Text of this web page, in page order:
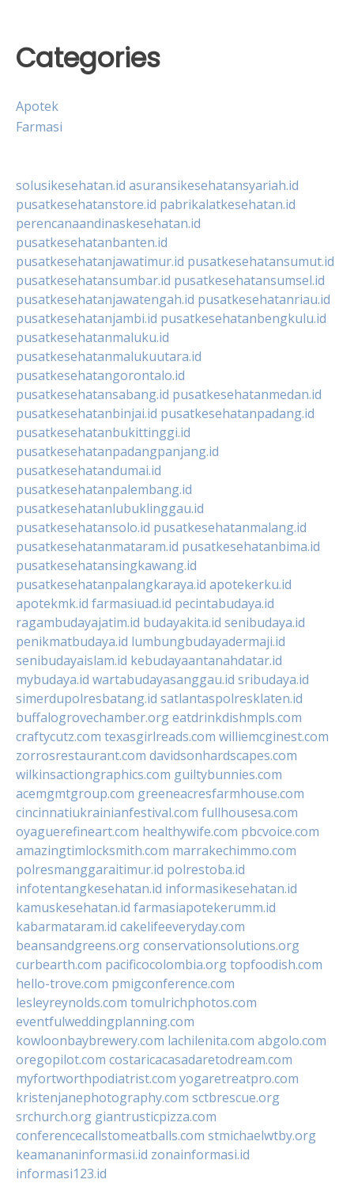
Categories
Apotek
Farmasi
solusikesehatan.id asuransikesehatansyariah.id
pusatkesehatanstore.id pabrikalatkesehatan.id
perencanaandinaskesehatan.id
pusatkesehatanbanten.id
pusatkesehatanjawatimur.id pusatkesehatansumut.id
pusatkesehatansumbar.id pusatkesehatansumsel.id
pusatkesehatanjawatengah.id pusatkesehatanriau.id
pusatkesehatanjambi.id pusatkesehatanbengkulu.id
pusatkesehatanmaluku.id
pusatkesehatanmalukuutara.id
pusatkesehatangorontalo.id
pusatkesehatansabang.id pusatkesehatanmedan.id
pusatkesehatanbinjai.id pusatkesehatanpadang.id
pusatkesehatanbukittinggi.id
pusatkesehatanpadangpanjang.id
pusatkesehatandumai.id
pusatkesehatanpalembang.id
pusatkesehatanlubuklinggau.id
pusatkesehatansolo.id pusatkesehatanmalang.id
pusatkesehatanmataram.id pusatkesehatanbima.id
pusatkesehatansingkawang.id
pusatkesehatanpalangkaraya.id apotekerku.id
apotekmk.id farmasiuad.id pecintabudaya.id
ragambudayajatim.id budayakita.id senibudaya.id
penikmatbudaya.id lumbungbudayadermaji.id
senibudayaislam.id kebudayaantanahdatar.id
mybudaya.id wartabudayasanggau.id sribudaya.id
simerdupolresbatang.id satlantaspolresklaten.id
buffalogrovechamber.orgeatdrinkdishmpls.com
craftycutz.com texasgirlreads.com williemcginest.com
zorrosrestaurant.com davidsonhardscapes.com
wilkinsactiongraphics.com guiltybunnies.com
acemgmtgroup.com greeneacresfarmhouse.com
cincinnatiukrainianfestival.com fullhousesa.com
oyaguerefineart.com healthywife.com pbcvoice.com
amazingtimlocksmith.com marrakechimmo.com
polresmanggaraitimur.id polrestoba.id
infotentangkesehatan.id informasikesehatan.id
kamuskesehatan.id farmasiapotekerumm.id
kabarmataram.id cakelifeeveryday.com
beansandgreens.orgconservationsolutions.org
curbearth.com pacificocolombia.orgtopfoodish.com
hello-trove.com pmigconference.com
lesleyreynolds.com tomulrichphotos.com
eventfulweddingplanning.com
kowloonbaybrewery.com lachilenita.com abgolo.com
oregopilot.com costaricacasadaretodream.com
myfortworthpodiatrist.com yogaretreatpro.com
kristenjanephotography.com sctbrescue.org
srchurch.org giantrusticpizza.com
conferencecallstomeatballs.com stmichaelwtby.org
keamananinformasi.id zonainformasi.id
informasi123.id